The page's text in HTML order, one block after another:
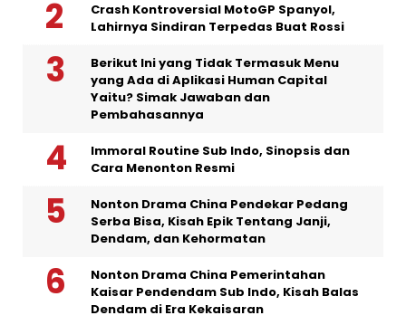
Crash Kontroversial MotoGP Spanyol,
Lahirnya Sindiran Terpedas Buat Rossi
Berikut Ini yang Tidak Termasuk Menu
yang Ada di Aplikasi Human Capital
Yaitu? Simak Jawaban dan
Pembahasannya
Immoral Routine Sub Indo, Sinopsis dan
Cara Menonton Resmi
Nonton Drama China Pendekar Pedang
Serba Bisa, Kisah Epik Tentang Janji,
Dendam, dan Kehormatan
Nonton Drama China Pemerintahan
Kaisar Pendendam Sub Indo, Kisah Balas
Dendam di Era Kekaisaran